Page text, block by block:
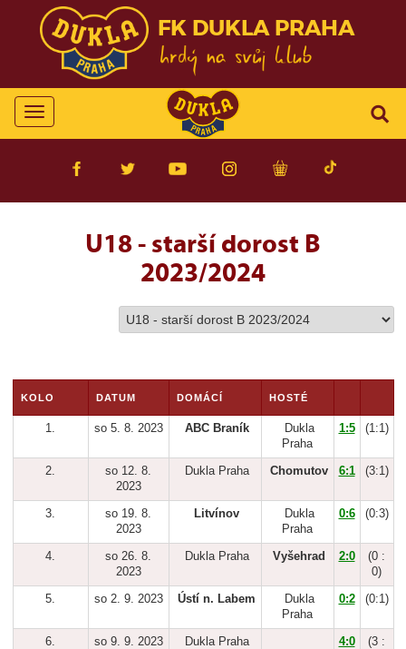
FK DUKLA PRAHA
Toggle
navigation
U18 - starší dorost B
2023/2024
KOLO DATUM DOMÁCÍ HOSTÉ
1. so 5. 8. 2023 ABC Braník
Dukla
Praha
1:5 (1:1)
2.
so 12. 8.
2023
Dukla Praha Chomutov 6:1 (3:1)
3.
so 19. 8.
2023
Litvínov
Dukla
Praha
0:6 (0:3)
4.
so 26. 8.
2023
Dukla Praha Vyšehrad 2:0
(0 :
0)
5. so 2. 9. 2023 Ústí n. Labem
Dukla
Praha
0:2 (0:1)
6. so 9. 9. 2023 Dukla Praha 4:0
(3 :